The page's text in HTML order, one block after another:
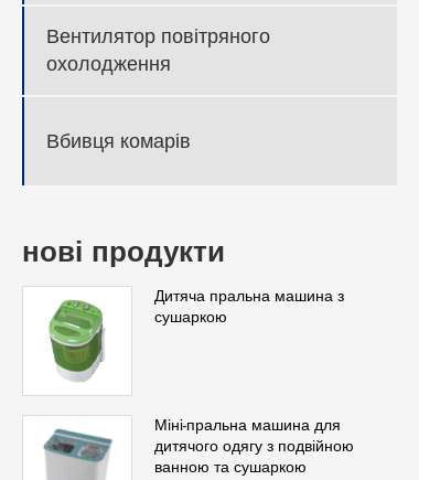
Вентилятор повітряного
охолодження
Вбивця комарів
нові продукти
Дитяча пральна машина з
сушаркою
Міні-пральна машина для
дитячого одягу з подвійною
ванною та сушаркою